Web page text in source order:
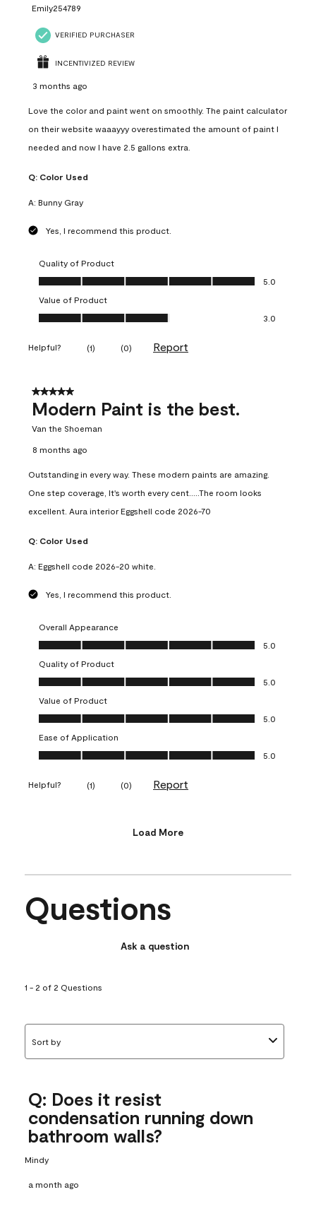
Emily254789
VERIFIED PURCHASER
INCENTIVIZED REVIEW
3 months ago
Love the color and paint went on smoothly. The paint calculator
on their website waaayyy overestimated the amount of paint I
needed and now I have 2.5 gallons extra.
Q: Color Used
A: Bunny Gray
Yes, I recommend this product.
Quality of Product
Quality of Product, 5.0 out of 5
5.0
Value of Product
Value of Product, 3.0 out of 5
3.0
Helpful? (1) (0) Report
5 out of 5 stars.
Modern Paint is the best.
Van the Shoeman
8 months ago
Outstanding in every way. These modern paints are amazing.
One step coverage, It's worth every cent.....The room looks
excellent. Aura interior Eggshell code 2026-70
Q: Color Used
A: Eggshell code 2026-20 white.
Yes, I recommend this product.
Overall Appearance
Overall Appearance, 5.0 out of 5
5.0
Quality of Product
Quality of Product, 5.0 out of 5
5.0
Value of Product
Value of Product, 5.0 out of 5
5.0
Ease of Application
Ease of Application, 5.0 out of 5
5.0
Helpful? (1) (0) Report
Load More
Questions
Ask a question
1 - 2 of 2 Questions
Sort by
Q: Does it resist
condensation running down
bathroom walls?
Mindy
a month ago